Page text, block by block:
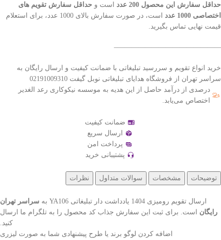
حداقل سفارش این محصول 200 عدد است و حداقل سفارش تقویم های
اختصاصی 1000 عدد
است، در صورت سفارش بالای 1000 عدد، برای استعلام
قیمت نهایی تماس بگیرید.
———————————————–
خرید انواع تقویم و سررسید تبلیغاتی با ضمانت کیفیت و ارسال رایگان به
سراسر تهران از فروشگاه هدایای تبلیغاتی نوبل گیفت 02191009310
درصدی از درآمد حاصل از این هدیه به موسسه نیکوکاری رعد الغدیر
اختصاص می‌یابد.
ضمانت کیفیت
ارسال سریع
پرداخت امن
پشتیبانی خرید
توضیحات مشخصات سوالات متداول نظرات
ارسال تقویم رومیزی 1404 یادداشت دار تبلیغاتی YA106 به
سراسر تهران
رایگان است. برای ثبت این سفارش جذاب کد محصول را به تلگرام ما ارسال
کنید.
اضافه کردن لوگو برند یا طرح پیشنهادی شما به صورت لیزری